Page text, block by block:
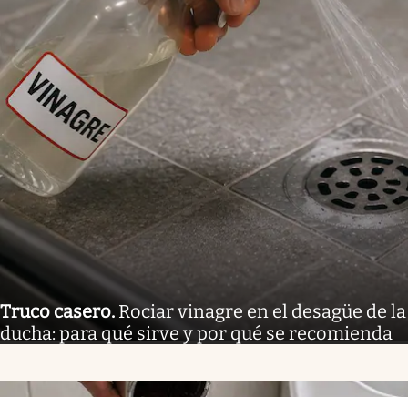
Truco casero. Rociar vinagre en el desagüe de la
ducha: para qué sirve y por qué se recomienda